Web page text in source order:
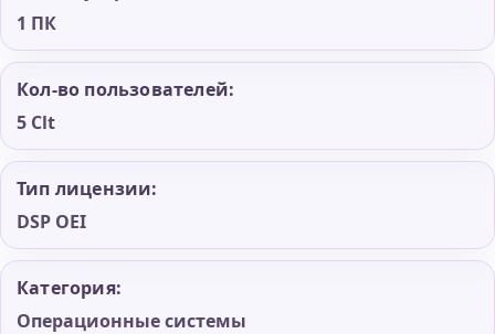
1 ПК
Кол-во пользователей:
5 Clt
Тип лицензии:
DSP OEI
Категория:
Операционные системы